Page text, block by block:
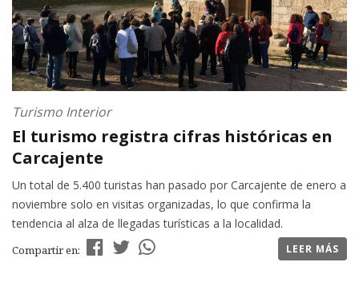
Turismo Interior
El turismo registra cifras históricas en
Carcajente
Un total de 5.400 turistas han pasado por Carcajente de enero a
noviembre solo en visitas organizadas, lo que confirma la
tendencia al alza de llegadas turísticas a la localidad.
Compartir en: LEER MÁS